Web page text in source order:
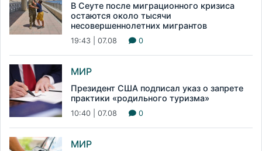
В Сеуте после миграционного кризиса
остаются около тысячи
несовершеннолетних мигрантов
19:43 | 07.08 0
МИР
Президент США подписал указ о запрете
практики «родильного туризма»
10:40 | 07.08 0
МИР